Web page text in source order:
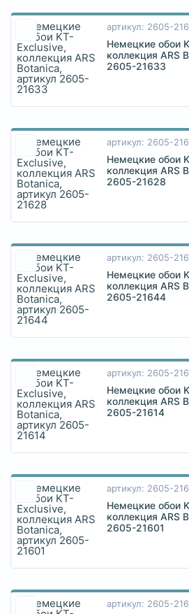
артикул: 2605-
Немецкие обои
коллекция ARS
2605-21633
артикул: 2605-
Немецкие обои
коллекция ARS
2605-21628
артикул: 2605-
Немецкие обои
коллекция ARS
2605-21644
артикул: 2605-
Немецкие обои
коллекция ARS
2605-21614
артикул: 2605-
Немецкие обои
коллекция ARS
2605-21601
артикул: 2605-